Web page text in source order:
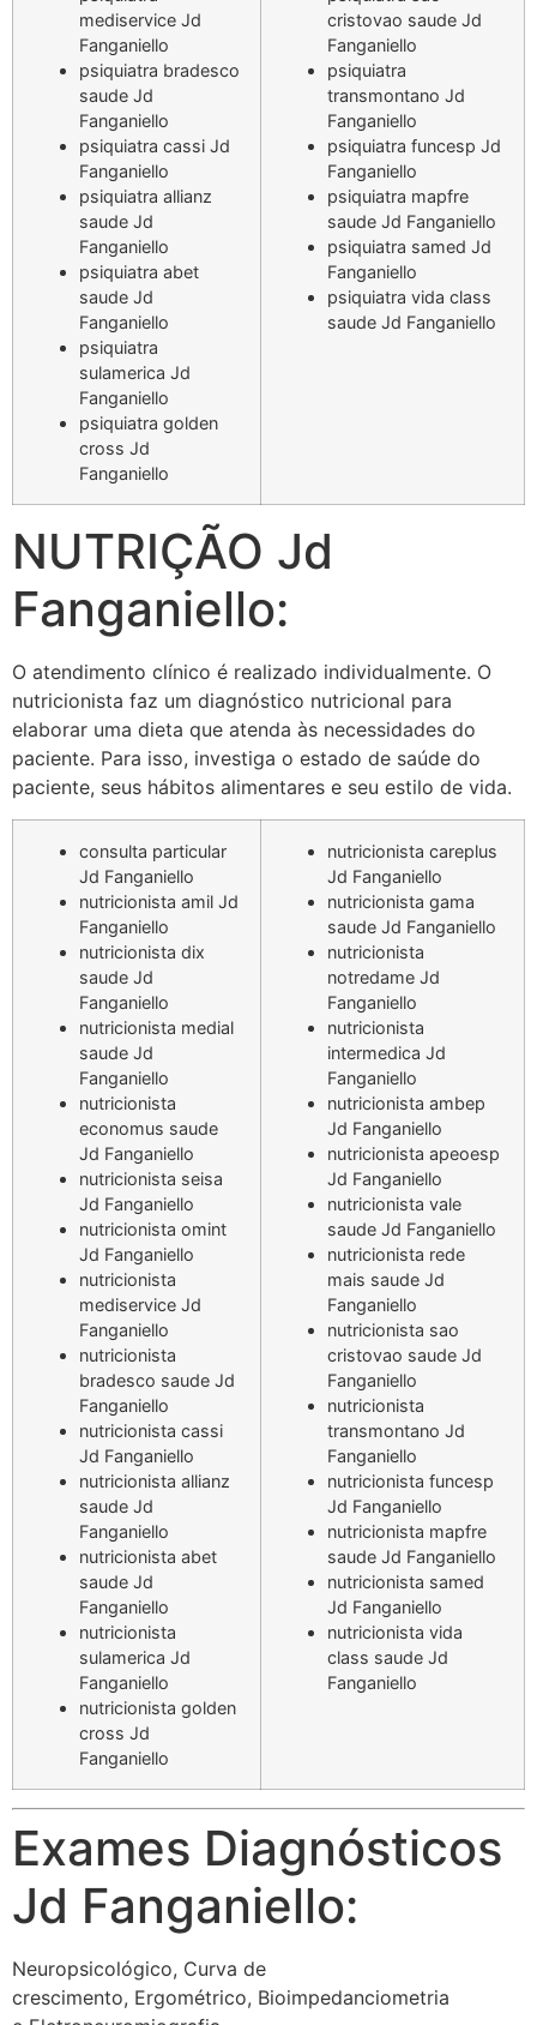
mediservice Jd
Fanganiello
psiquiatra bradesco
saude Jd
Fanganiello
psiquiatra cassi Jd
Fanganiello
psiquiatra allianz
saude Jd
Fanganiello
psiquiatra abet
saude Jd
Fanganiello
psiquiatra
sulamerica Jd
Fanganiello
psiquiatra golden
cross Jd
Fanganiello
cristovao saude Jd
Fanganiello
psiquiatra
transmontano Jd
Fanganiello
psiquiatra funcesp Jd
Fanganiello
psiquiatra mapfre
saude Jd Fanganiello
psiquiatra samed Jd
Fanganiello
psiquiatra vida class
saude Jd Fanganiello
NUTRIÇÃO Jd
Fanganiello:
O atendimento clínico é realizado individualmente. O
nutricionista faz um diagnóstico nutricional para
elaborar uma dieta que atenda às necessidades do
paciente. Para isso, investiga o estado de saúde do
paciente, seus hábitos alimentares e seu estilo de vida.
consulta particular
Jd Fanganiello
nutricionista amil Jd
Fanganiello
nutricionista dix
saude Jd
Fanganiello
nutricionista medial
saude Jd
Fanganiello
nutricionista
economus saude
Jd Fanganiello
nutricionista seisa
Jd Fanganiello
nutricionista omint
Jd Fanganiello
nutricionista
mediservice Jd
Fanganiello
nutricionista
bradesco saude Jd
Fanganiello
nutricionista cassi
Jd Fanganiello
nutricionista allianz
saude Jd
Fanganiello
nutricionista abet
saude Jd
Fanganiello
nutricionista
sulamerica Jd
Fanganiello
nutricionista golden
cross Jd
Fanganiello
nutricionista careplus
Jd Fanganiello
nutricionista gama
saude Jd Fanganiello
nutricionista
notredame Jd
Fanganiello
nutricionista
intermedica Jd
Fanganiello
nutricionista ambep
Jd Fanganiello
nutricionista apeoesp
Jd Fanganiello
nutricionista vale
saude Jd Fanganiello
nutricionista rede
mais saude Jd
Fanganiello
nutricionista sao
cristovao saude Jd
Fanganiello
nutricionista
transmontano Jd
Fanganiello
nutricionista funcesp
Jd Fanganiello
nutricionista mapfre
saude Jd Fanganiello
nutricionista samed
Jd Fanganiello
nutricionista vida
class saude Jd
Fanganiello
Exames Diagnósticos
Jd Fanganiello:
Neuropsicológico, Curva de
crescimento, Ergométrico, Bioimpedanciometria